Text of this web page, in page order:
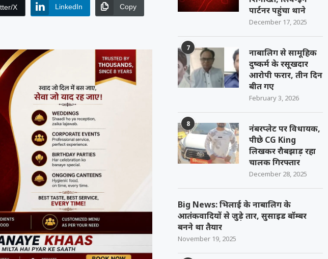
X LinkedIn Copy
पार्टनर पहुंचा थाने
December 17, 2025
7
नाबालिग से सामूहिक
दुष्कर्म के रसूखदार
आरोपी फरार, तीन दिन
बीत गए
February 3, 2026
8
नंबरप्लेट पर विधायक,
पीछे CG King
लिखकर रौबझाड़ रहा
चालक गिरफ्तार
December 28, 2025
Big News: भिलाई के नाबालिग के
आतंकवादियों से जुड़े तार, सुसाइड बॉम्बर
बनने था तैयार
November 19, 2025